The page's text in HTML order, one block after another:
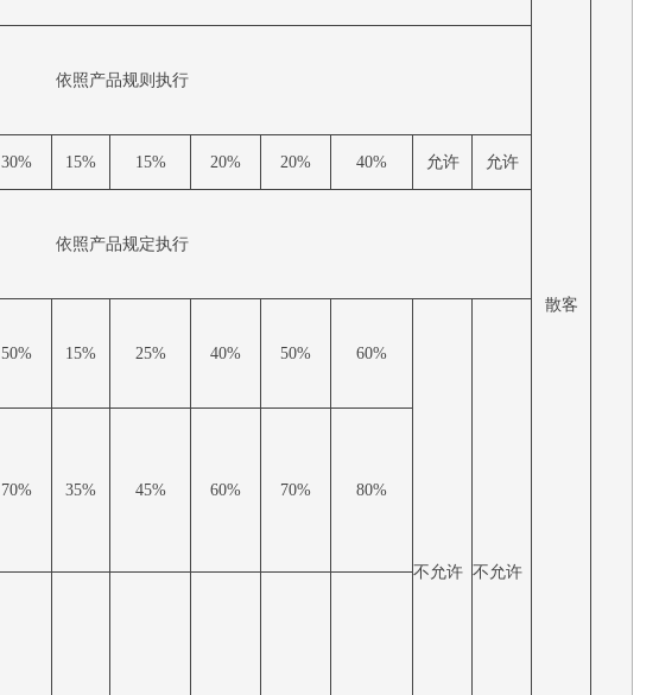
散客
依照产品规则执行
30% 15% 15% 20% 20% 40% 允许 允许
依照产品规定执行
50% 15% 25% 40% 50% 60%
不允许 不允许
70% 35% 45% 60% 70% 80%